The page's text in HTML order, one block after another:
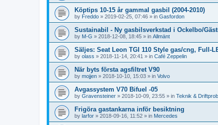
Köptips 10-15 år gammal gasbil (2004-2010)
by Freddo » 2019-02-25, 07:46 » in Gasfordon
Sustainabil - Ny gasbilsverkstad i Ockelbo/
by M-G » 2018-12-08, 18:45 » in Allmänt
Säljes: Seat Leon TGI 110 Style gas/cng, Full-
by olass » 2018-11-14, 20:41 » in Café Zeppelin
När byts första agsfiltret V90
by mojjen » 2018-10-10, 15:03 » in Volvo
Avgassystem V70 Bifuel -05
by Gravensteiner » 2018-10-09, 23:55 » in Teknik &
Frigöra gastankarna inför besiktning
by larfor » 2018-09-16, 11:52 » in Mercedes